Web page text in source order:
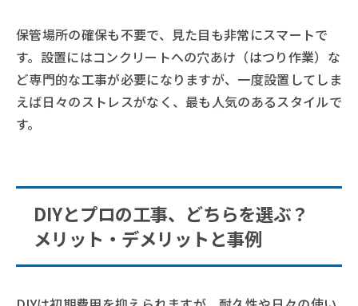
保管場所の確保も不要で、見た目も非常にスマートで
す。設置にはコンクリートへの穴あけ（はつり作業）な
ど専門的な工事が必要になりますが、一度設置してしま
えば日々のストレスがなく、最も人気のあるスタイルで
す。
DIYとプロの工事、どちらを選ぶ？
メリット・デメリットと事例